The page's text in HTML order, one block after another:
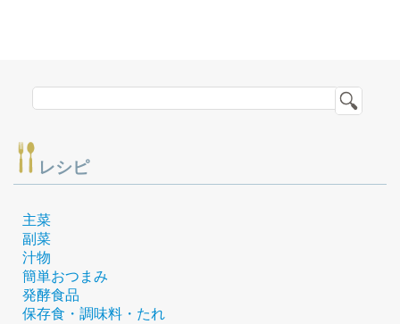
レシピ
主菜
副菜
汁物
簡単おつまみ
発酵食品
保存食・調味料・たれ